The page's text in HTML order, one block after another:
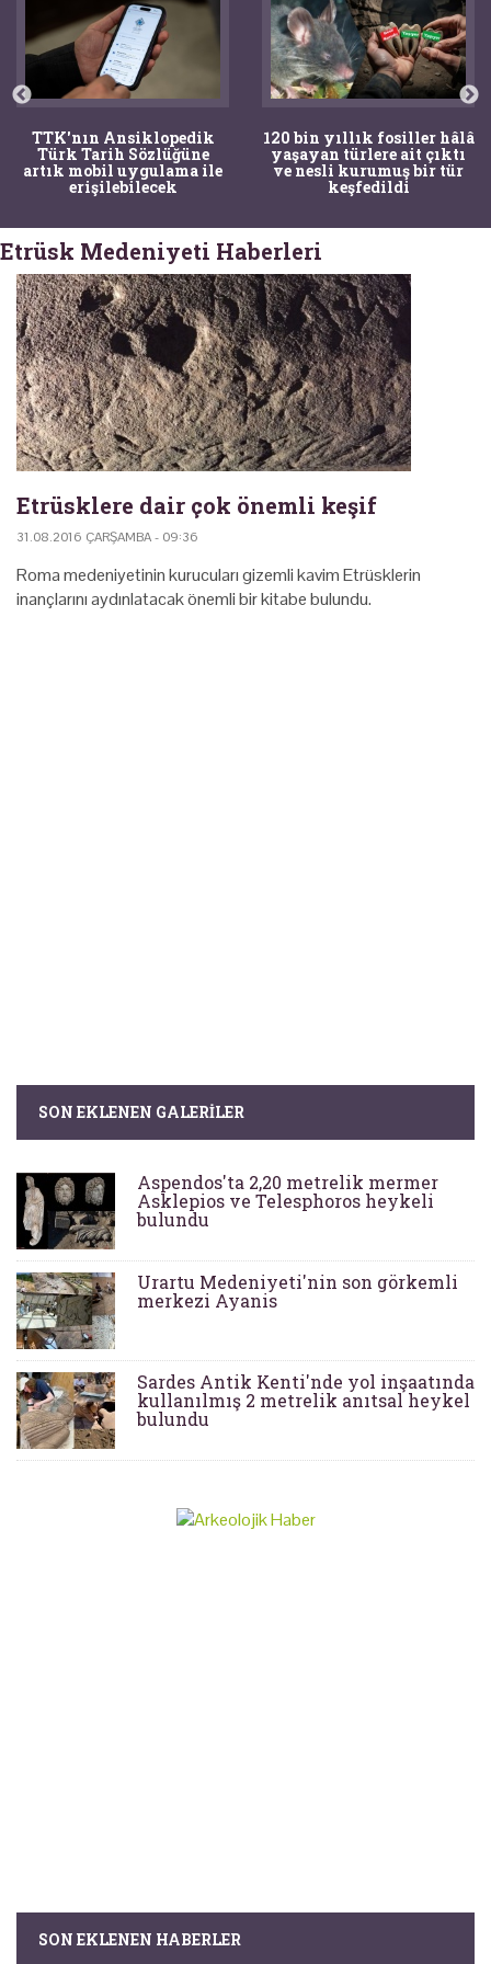
TTK'nın Ansiklopedik
Türk Tarih Sözlüğüne
artık mobil uygulama ile
erişilebilecek
120 bin yıllık fosiller hâlâ
yaşayan türlere ait çıktı
ve nesli kurumuş bir tür
keşfedildi
Etrüsk Medeniyeti Haberleri
Etrüsklere dair çok önemli keşif
31.08.2016 ÇARŞAMBA - 09:36
Roma medeniyetinin kurucuları gizemli kavim Etrüsklerin
inançlarını aydınlatacak önemli bir kitabe bulundu.
SON EKLENEN GALERILER
Aspendos'ta 2,20 metrelik mermer
Asklepios ve Telesphoros heykeli
bulundu
Urartu Medeniyeti'nin son görkemli
merkezi Ayanis
Sardes Antik Kenti'nde yol inşaatında
kullanılmış 2 metrelik anıtsal heykel
bulundu
SON EKLENEN HABERLER